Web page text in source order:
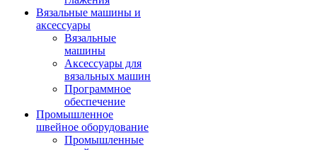
Вязальные машины и
аксессуары
Вязальные
машины
Аксессуары для
вязальных машин
Программное
обеспечение
Промышленное
швейное оборудование
Промышленные